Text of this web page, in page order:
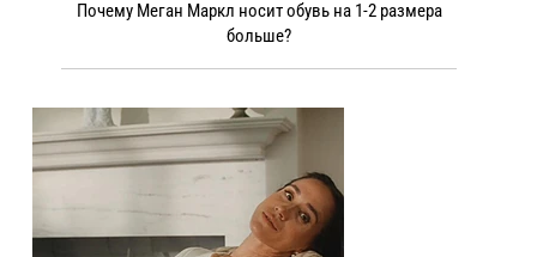
Почему Меган Маркл носит обувь на 1-2 размера
больше?